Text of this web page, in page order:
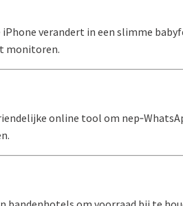
iPhone verandert in een slimme
monitoren.
online tool om